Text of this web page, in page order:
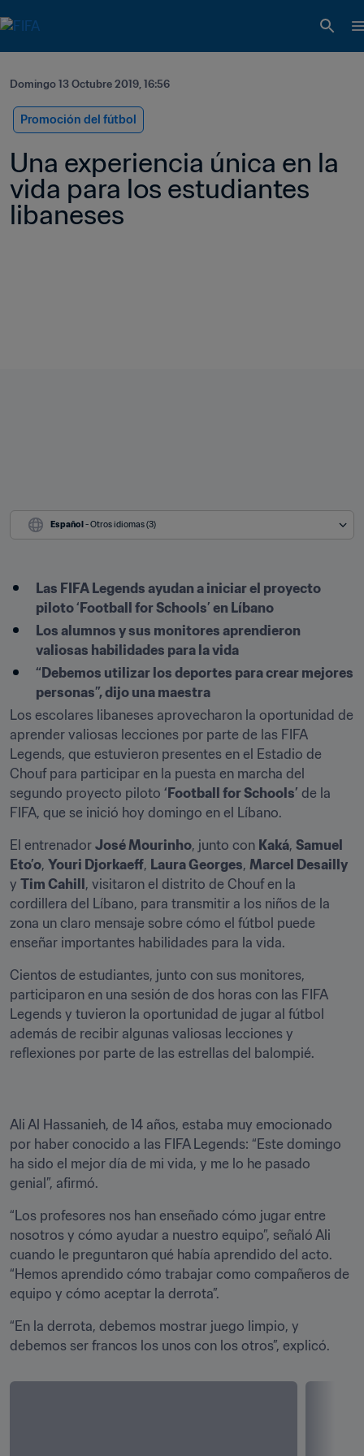
Domingo 13 Octubre 2019, 16:56
Promoción del fútbol
Una experiencia única en la
vida para los estudiantes
libaneses
Español - Otros idiomas (3)
Las FIFA Legends ayudan a iniciar el proyecto
piloto ‘Football for Schools’ en Líbano
Los alumnos y sus monitores aprendieron
valiosas habilidades para la vida
“Debemos utilizar los deportes para crear mejores
personas”, dijo una maestra
Los escolares libaneses aprovecharon la oportunidad de
aprender valiosas lecciones por parte de las FIFA
Legends, que estuvieron presentes en el Estadio de
Chouf para participar en la puesta en marcha del
segundo proyecto piloto ‘Football for Schools’ de la
FIFA, que se inició hoy domingo en el Líbano.
El entrenador José Mourinho, junto con Kaká, Samuel
Eto’o, Youri Djorkaeff, Laura Georges, Marcel Desailly
y Tim Cahill , visitaron el distrito de Chouf en la
cordillera del Líbano, para transmitir a los niños de la
zona un claro mensaje sobre cómo el fútbol puede
enseñar importantes habilidades para la vida.
Cientos de estudiantes, junto con sus monitores,
participaron en una sesión de dos horas con las FIFA
Legends y tuvieron la oportunidad de jugar al fútbol
además de recibir algunas valiosas lecciones y
reflexiones por parte de las estrellas del balompié.
Ali Al Hassanieh, de 14 años, estaba muy emocionado
por haber conocido a las FIFA Legends: “Este domingo
ha sido el mejor día de mi vida, y me lo he pasado
genial”, afirmó.
“Los profesores nos han enseñado cómo jugar entre
nosotros y cómo ayudar a nuestro equipo”, señaló Ali
cuando le preguntaron qué había aprendido del acto.
“Hemos aprendido cómo trabajar como compañeros de
equipo y cómo aceptar la derrota”.
“En la derrota, debemos mostrar juego limpio, y
debemos ser francos los unos con los otros”, explicó.